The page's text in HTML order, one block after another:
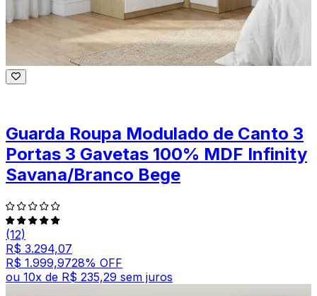
Guarda Roupa Modulado de Canto 3
Portas 3 Gavetas 100% MDF Infinity
Savana/Branco Bege
(12)
R$ 3.294,07
R$ 1.999,9728% OFF
ou 10x de R$ 235,29 sem juros